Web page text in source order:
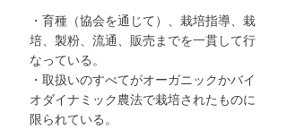
・育種（協会を通じて）、栽培指導、栽
培、製粉、流通、販売までを一貫して行
なっている。
・取扱いのすべてがオーガニックかバイ
オダイナミック農法で栽培されたものに
限られている。